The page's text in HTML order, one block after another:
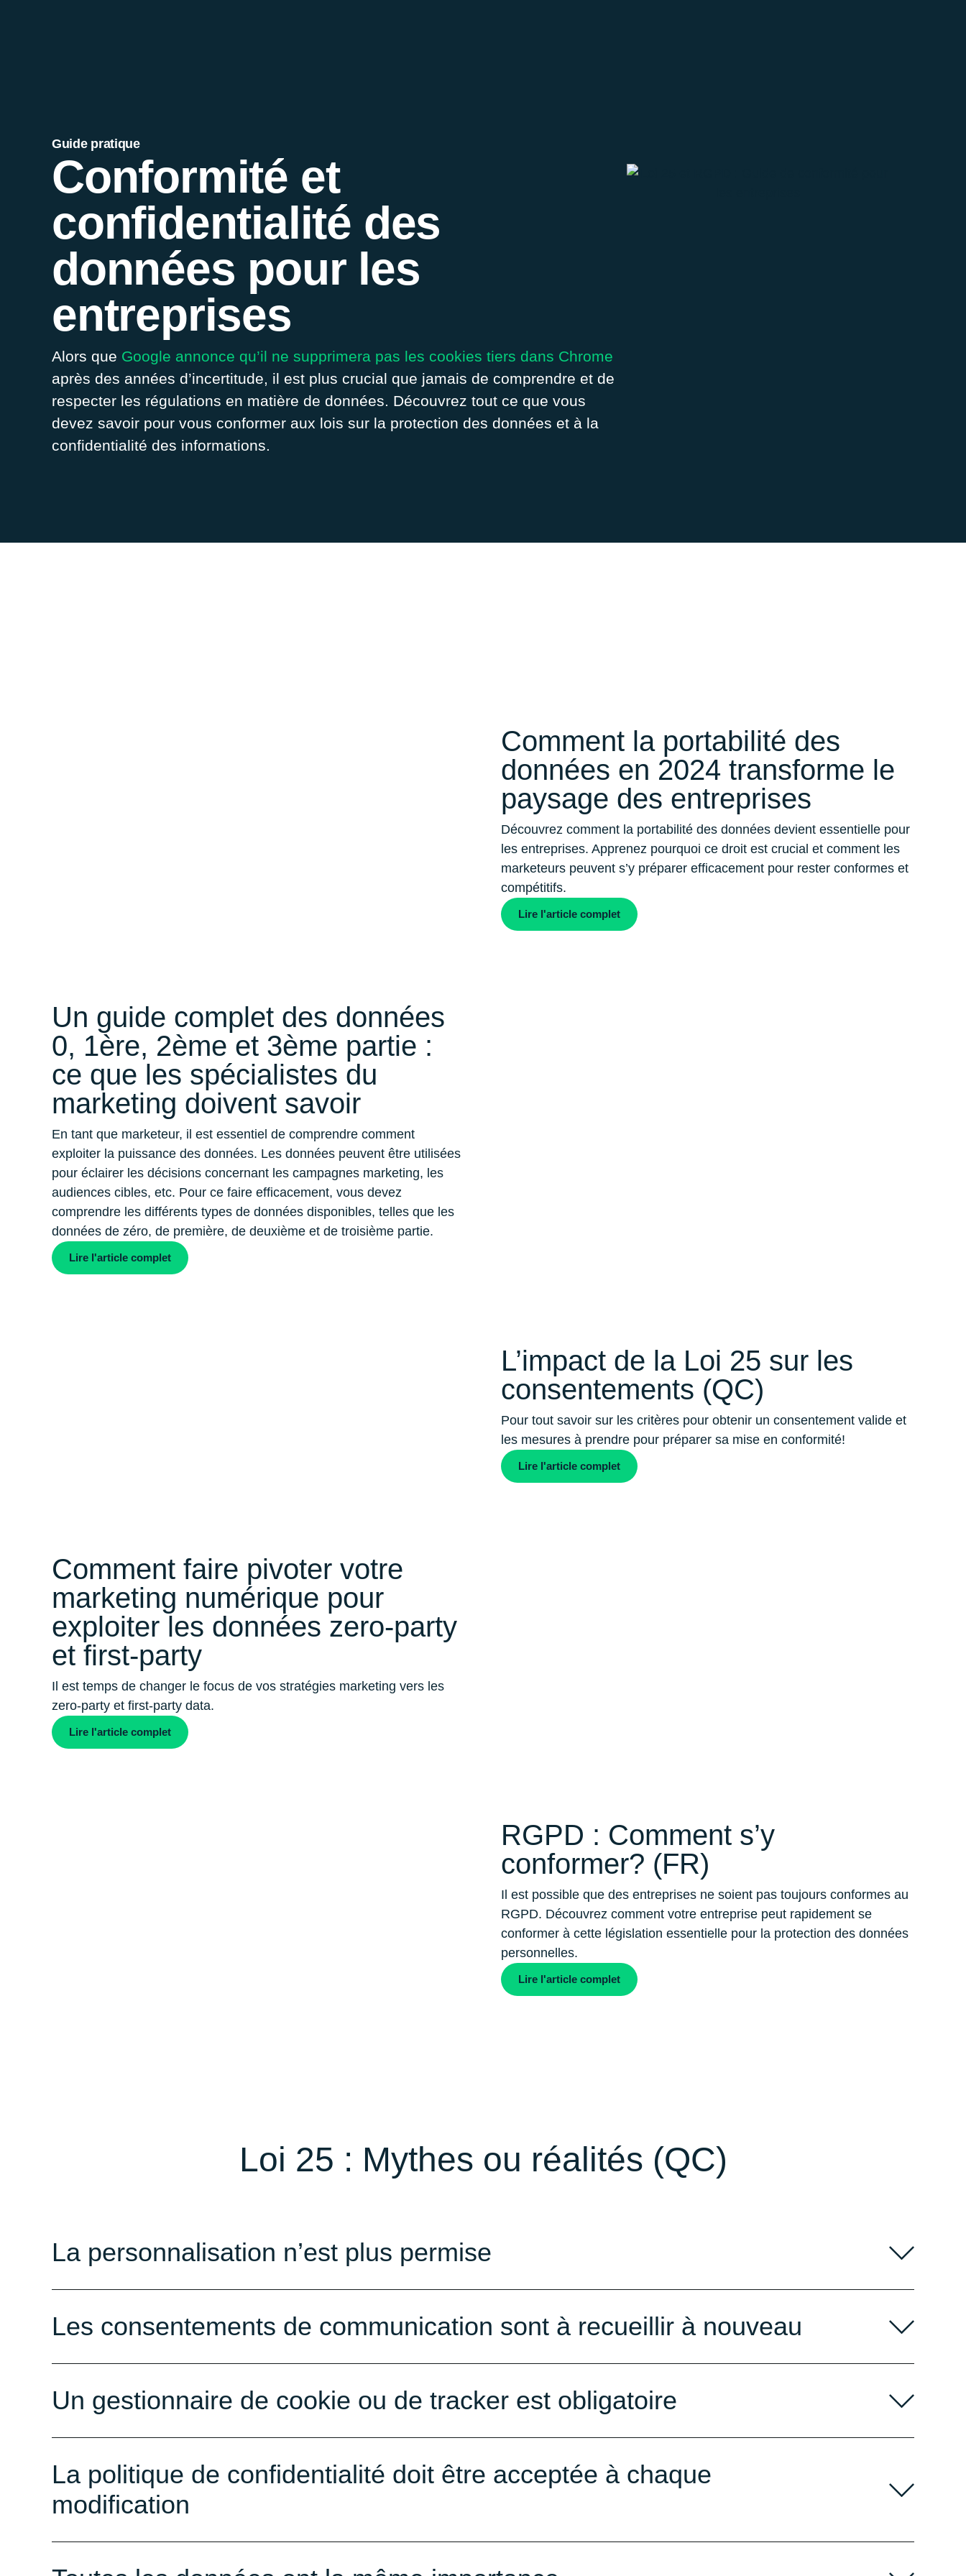
Guide pratique
Conformité et
confidentialité des
données pour les
entreprises
Alors que Google annonce qu’il ne supprimera pas les cookies tiers dans Chrome
après des années d’incertitude, il est plus crucial que jamais de comprendre et de
respecter les régulations en matière de données. Découvrez tout ce que vous
devez savoir pour vous conformer aux lois sur la protection des données et à la
confidentialité des informations.
Comment la portabilité des
données en 2024 transforme le
paysage des entreprises
Découvrez comment la portabilité des données devient essentielle pour
les entreprises. Apprenez pourquoi ce droit est crucial et comment les
marketeurs peuvent s’y préparer efficacement pour rester conformes et
compétitifs.
Lire l'article complet
Un guide complet des données
0, 1ère, 2ème et 3ème partie :
ce que les spécialistes du
marketing doivent savoir
En tant que marketeur, il est essentiel de comprendre comment
exploiter la puissance des données. Les données peuvent être utilisées
pour éclairer les décisions concernant les campagnes marketing, les
audiences cibles, etc. Pour ce faire efficacement, vous devez
comprendre les différents types de données disponibles, telles que les
données de zéro, de première, de deuxième et de troisième partie.
Lire l'article complet
L’impact de la Loi 25 sur les
consentements (QC)
Pour tout savoir sur les critères pour obtenir un consentement valide et
les mesures à prendre pour préparer sa mise en conformité!
Lire l'article complet
Comment faire pivoter votre
marketing numérique pour
exploiter les données zero-party
et first-party
Il est temps de changer le focus de vos stratégies marketing vers les
zero-party et first-party data.
Lire l'article complet
RGPD : Comment s’y
conformer? (FR)
Il est possible que des entreprises ne soient pas toujours conformes au
RGPD. Découvrez comment votre entreprise peut rapidement se
conformer à cette législation essentielle pour la protection des données
personnelles.
Lire l'article complet
Loi 25 : Mythes ou réalités (QC)
La personnalisation n’est plus permise
Les consentements de communication sont à recueillir à nouveau
Un gestionnaire de cookie ou de tracker est obligatoire
La politique de confidentialité doit être acceptée à chaque
modification